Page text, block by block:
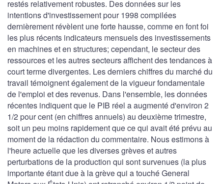
restés relativement robustes. Des données sur les
intentions d'investissement pour 1998 compilées
dernièrement révèlent une forte hausse, comme en font foi
les plus récents indicateurs mensuels des investissements
en machines et en structures; cependant, le secteur des
ressources et les autres secteurs affichent des tendances à
court terme divergentes. Les derniers chiffres du marché du
travail témoignent également de la vigueur fondamentale
de l'emploi et des revenus. Dans l'ensemble, les données
récentes indiquent que le PIB réel a augmenté d'environ 2
1/2 pour cent (en chiffres annuels) au deuxième trimestre,
soit un peu moins rapidement que ce qui avait été prévu au
moment de la rédaction du commentaire. Nous estimons à
l'heure actuelle que les diverses grèves et autres
perturbations de la production qui sont survenues (la plus
importante étant due à la grève qui a touché General